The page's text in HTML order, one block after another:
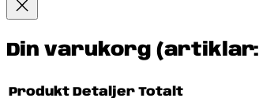
Din varukorg (artiklar:
Produkt Detaljer Totalt